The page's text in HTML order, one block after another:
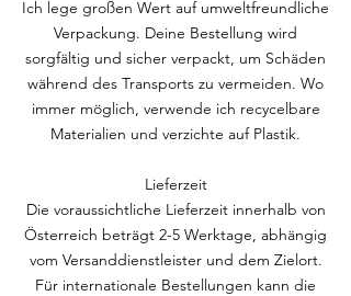
Ich lege großen Wert auf umweltfreundliche
Verpackung. Deine Bestellung wird
sorgfältig und sicher verpackt, um Schäden
während des Transports zu vermeiden. Wo
immer möglich, verwende ich recycelbare
Materialien und verzichte auf Plastik.
Lieferzeit
Die voraussichtliche Lieferzeit innerhalb von
Österreich beträgt 2-5 Werktage, abhängig
vom Versanddienstleister und dem Zielort.
Für internationale Bestellungen kann die